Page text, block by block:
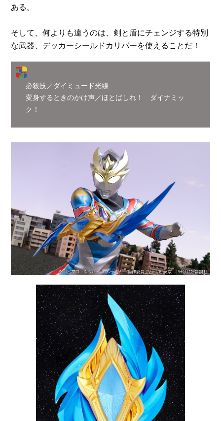
ある。
そして、何よりも違うのは、剣と盾にチェンジする特別
な武器、デッカーシールドカリバーを使えることだ！
必殺技／ダイミュード光線
変身するときのかけ声／ほとばしれ！ ダイナミッ
ク！